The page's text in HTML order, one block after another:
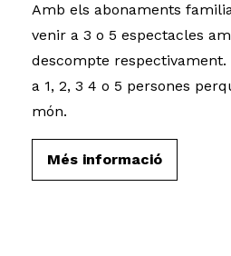
Amb els abonaments
venir a 3 o 5 espectacles
descompte
a 1, 2, 3 4 o 5 persones
món.
Més informació